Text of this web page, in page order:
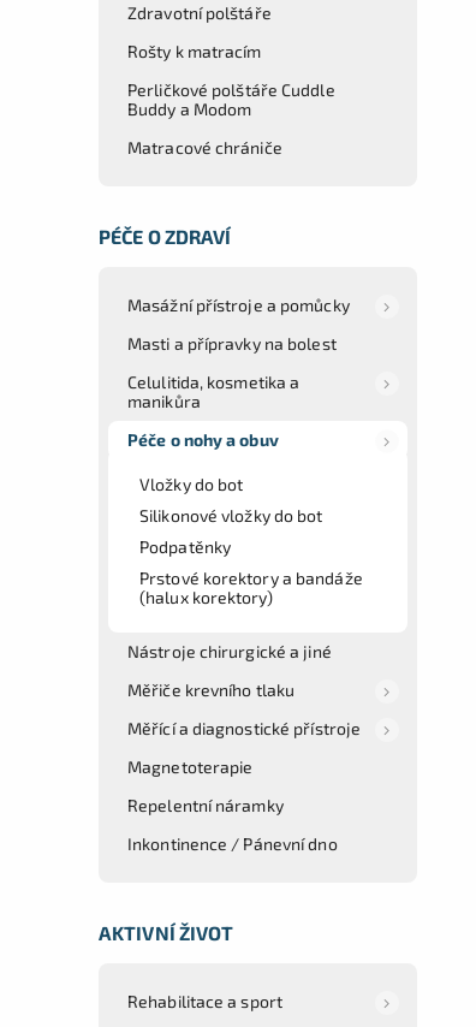
Zdravotní polštáře
Rošty k matracím
Perličkové polštáře Cuddle
Buddy a Modom
Matracové chrániče
PÉČE O ZDRAVÍ
Masážní přístroje a pomůcky
Masti a přípravky na bolest
Celulitida, kosmetika a
manikůra
Péče o nohy a obuv
Vložky do bot
Silikonové vložky do bot
Podpatěnky
Prstové korektory a bandáže
(halux korektory)
Nástroje chirurgické a jiné
Měřiče krevního tlaku
Měřící a diagnostické přístroje
Magnetoterapie
Repelentní náramky
Inkontinence / Pánevní dno
AKTIVNÍ ŽIVOT
Rehabilitace a sport